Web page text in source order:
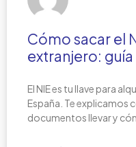
Cómo sacar el
extranjero:
El NIE es tu llave para
España. Te explicamos
documentos llevar y